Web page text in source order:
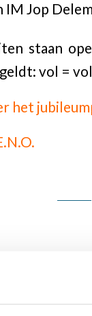
IM Jop
staan
vol =
het